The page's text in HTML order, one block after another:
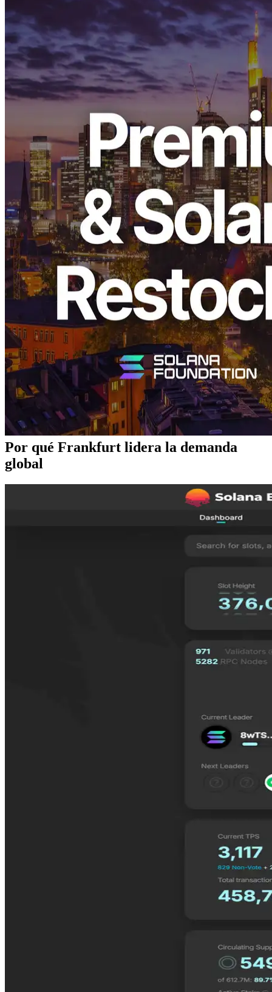
ELSOUL LABO B.V. (sede: Ámsterdam, Países Bajos; CEO:
Fumitake Kawasaki) y Validators DAO han anunciado el
restablecimiento de la línea de servidor dedicada de alto
rendimiento, optimizada por Solana VPS” en la región de Frankfurt
(FRA). También se ha añadido una capacidad adicional limitada en
Amsterdam (AMS) y Nueva York (NY). Damos las gracias
sinceramente a todos nuestros usuarios por su soporte y entusiasmo
continuos.
Restock Overview
Después de la venta instantánea anterior de los núcleos de Frankfurt
4 / 16 GB RAM y 8 núcleos / 32 GB RAM planes, ERPC ha
ampliado la capacidad en múltiples regiones. A medida que estas
CPU de alta frecuencia de alto nivel permanecen en un suministro
mundial extremadamente limitado, este reparador se ofrece una vez
más en cantidades limitadas. La aplicación temprana es muy
recomendable.
The UDP-based dedicated Shredstream “Ryzen Premium” también
ha sido relanzado simultáneamente. Esta configuración ha ganado
un fuerte elogio de los usuarios profesionales por su rendimiento y
consistencia inigualables, y la disponibilidad sigue siendo muy
limitada.
Discord oficial de Validators DAO:
https://discord.gg/C7ZQSrCkYR
Por qué Frankfurt lidera la demanda
global